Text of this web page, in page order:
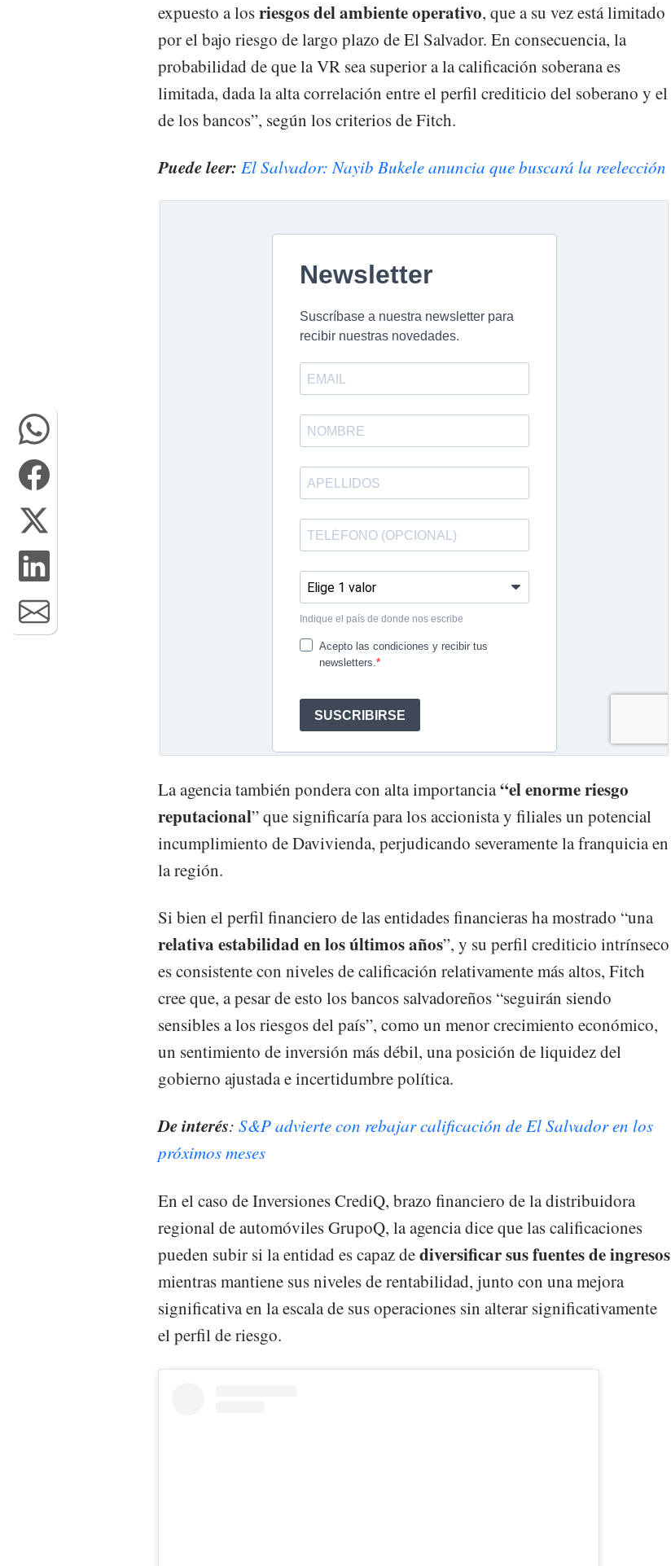
expuesto a losriesgos del ambiente operativo, que a su vez está limitado
por el bajo riesgo de largo plazo de El Salvador. En consecuencia, la
probabilidad de que la VR sea superior a la calificación soberana es
limitada, dada la alta correlación entre el perfil crediticio del soberano y el
de los bancos”, según los criterios de Fitch.
Puede leer: El Salvador: Nayib Bukele anuncia que buscará la reelección
La agencia también pondera con alta importancia“el enorme riesgo
reputacional” que significaría para los accionista y filiales un potencial
incumplimiento de Davivienda, perjudicando severamente la franquicia en
la región.
Si bien el perfil financiero de las entidades financieras ha mostrado “una
relativa estabilidad en los últimos años”, y su perfil crediticio intrínseco
es consistente con niveles de calificación relativamente más altos, Fitch
cree que, a pesar de esto los bancos salvadoreños “seguirán siendo
sensibles a los riesgos del país”, como un menor crecimiento económico,
un sentimiento de inversión más débil, una posición de liquidez del
gobierno ajustada e incertidumbre política.
De interés: S&P advierte con rebajar calificación de El Salvador en los
próximos meses
En el caso de Inversiones CrediQ, brazo financiero de la distribuidora
regional de automóviles GrupoQ, la agencia dice que las calificaciones
pueden subir si la entidad es capaz dediversificar sus fuentes de ingresos
mientras mantiene sus niveles de rentabilidad, junto con una mejora
significativa en la escala de sus operaciones sin alterar significativamente
el perfil de riesgo.